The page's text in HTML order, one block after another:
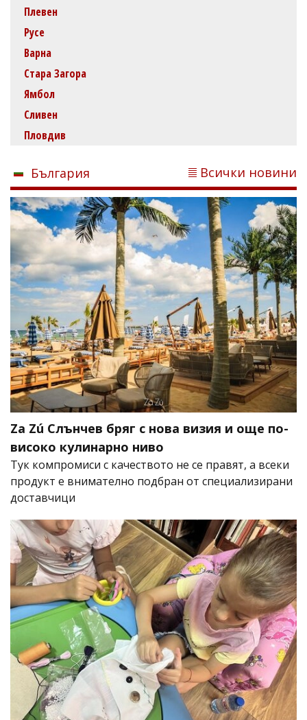
Плевен
Русе
Варна
Стара Загора
Ямбол
Сливен
Пловдив
България Всички новини
Za Zú Слънчев бряг с нова визия и още по-
високо кулинарно ниво
Тук компромиси с качеството не се правят, а всеки
продукт е внимателно подбран от специализирани
доставчици